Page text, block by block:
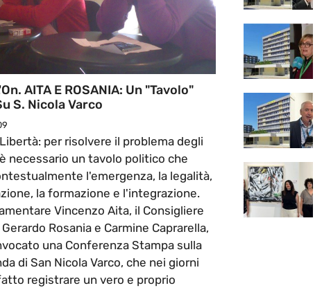
AITA E ROSANIA: Un "tavolo"
S. Nicola Varco
per risolvere il problema degli
necessario un tavolo politico che
l'emergenza, la legalità,
la formazione e l'integrazione.
Vincenzo Aita, il Consigliere
Rosania e Carmine Caprarella,
una Conferenza Stampa sulla
di San Nicola Varco, che nei giorni
registrare un vero e proprio